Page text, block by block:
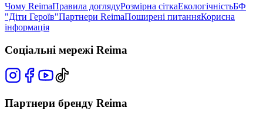
Чому ReimaПравила доглядуРозмірна сіткаЕкологічністьБФ
"Діти Героїв"Партнери ReimaПоширені питанняКорисна
інформація
Соціальні мережі Reima
Партнери бренду Reima